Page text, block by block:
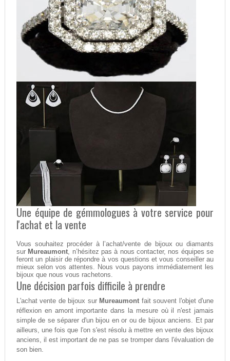
Une équipe de gémmologues à votre service pour
l'achat et la vente
Vous souhaitez procéder à l’achat/vente de bijoux ou diamants
sur Mureaumont, n’hésitez pas à nous contacter, nos équipes se
feront un plaisir de répondre à vos questions et vous conseiller au
mieux selon vos attentes. Nous vous payons immédiatement les
bijoux que nous vous rachetons.
Une décision parfois difficile à prendre
L'achat vente de bijoux sur Mureaumont fait souvent l'objet d'une
réflexion en amont importante dans la mesure où il n'est jamais
simple de se séparer d'un bijou en or ou de bijoux anciens. Et par
ailleurs, une fois que l'on s'est résolu à mettre en vente des bijoux
anciens, il est important de ne pas se tromper dans l'évaluation de
son bien.